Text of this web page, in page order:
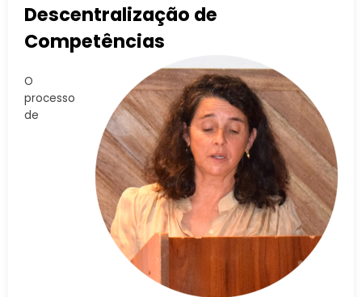
Descentralização de
Competências
O
processo
de